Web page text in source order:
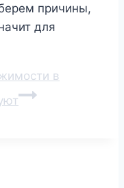
причины,
для
в